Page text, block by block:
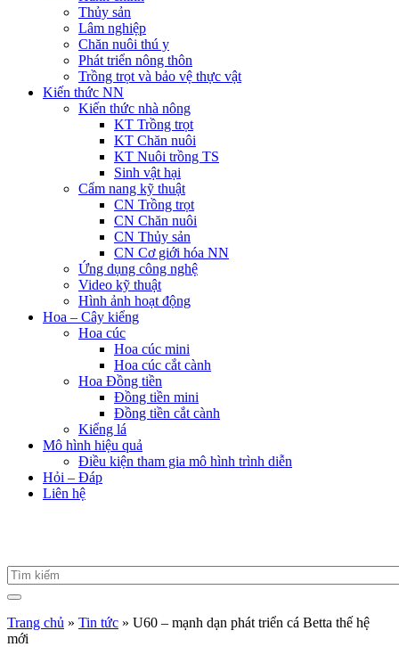
Thủy sản
Lâm nghiệp
Chăn nuôi thú y
Phát triển nông thôn
Trồng trọt và bảo vệ thực vật
Kiến thức NN
Kiến thức nhà nông
KT Trồng trọt
KT Chăn nuôi
KT Nuôi trồng TS
Sinh vật hại
Cẩm nang kỹ thuật
CN Trồng trọt
CN Chăn nuôi
CN Thủy sản
CN Cơ giới hóa NN
Ứng dụng công nghệ
Video kỹ thuật
Hình ảnh hoạt động
Hoa – Cây kiểng
Hoa cúc
Hoa cúc mini
Hoa cúc cắt cành
Hoa Đồng tiền
Đồng tiền mini
Đồng tiền cắt cành
Kiểng lá
Mô hình hiệu quả
Điều kiện tham gia mô hình trình diễn
Hỏi – Đáp
Liên hệ
Trang chủ » Tin tức » U60 – mạnh dạn phát triển cá Betta thế hệ
mới